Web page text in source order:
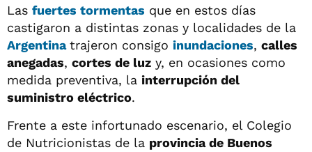
Las fuertes tormentas que en estos días
castigaron a distintas zonas y localidades de la
Argentinatrajeron consigo inundaciones, calles
anegadas, cortes de luz y, en ocasiones como
medida preventiva, la interrupción del
suministro eléctrico.
Frente a este infortunado escenario, el Colegio
de Nutricionistas de la provincia de Buenos